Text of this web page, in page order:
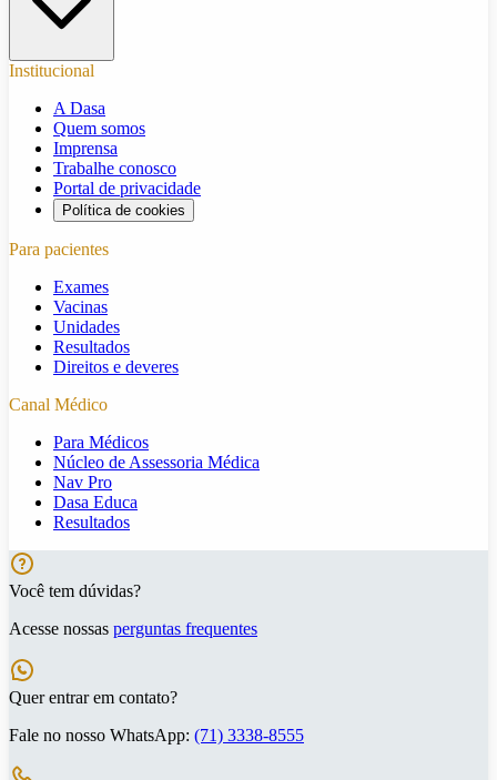
Institucional
A Dasa
Quem somos
Imprensa
Trabalhe conosco
Portal de privacidade
Política de cookies
Para pacientes
Exames
Vacinas
Unidades
Resultados
Direitos e deveres
Canal Médico
Para Médicos
Núcleo de Assessoria Médica
Nav Pro
Dasa Educa
Resultados
Você tem dúvidas?
Acesse nossas perguntas frequentes
Quer entrar em contato?
Fale no nosso WhatsApp: (71) 3338-8555